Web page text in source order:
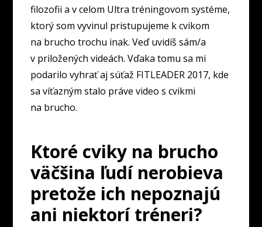
filozofii a v celom Ultra tréningovom systéme,
ktorý som vyvinul pristupujeme k cvikom
na brucho trochu inak. Veď uvidíš sám/a
v priložených videách. Vďaka tomu sa mi
podarilo vyhrať aj súťaž FITLEADER 2017, kde
sa víťazným stalo práve video s cvikmi
na brucho.
Ktoré cviky na brucho
väčšina ľudí nerobieva
pretože ich nepoznajú
ani niektorí tréneri?